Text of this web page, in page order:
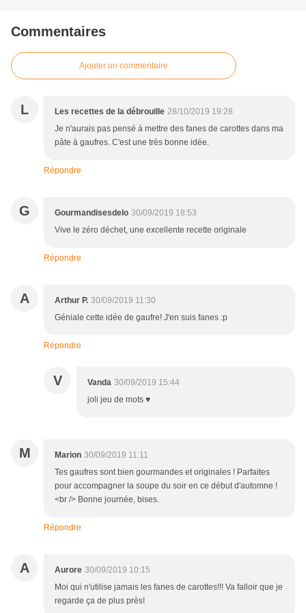
Commentaires
Ajouter un commentaire
L Les recettes de la débrouille 28/10/2019 19:28
Je n'aurais pas pensé à mettre des fanes de carottes dans ma
pâte à gaufres. C'est une très bonne idée.
Répondre
G Gourmandisesdelo 30/09/2019 18:53
Vive le zéro déchet, une excellente recette originale
Répondre
A Arthur P. 30/09/2019 11:30
Géniale cette idée de gaufre! J'en suis fanes :p
Répondre
V Vanda 30/09/2019 15:44
joli jeu de mots ♥
M Marion 30/09/2019 11:11
Tes gaufres sont bien gourmandes et originales ! Parfaites
pour accompagner la soupe du soir en ce début d'automne !
<br /> Bonne journée, bises.
Répondre
A Aurore 30/09/2019 10:15
Moi qui n'utilise jamais les fanes de carottes!!! Va falloir que je
regarde ça de plus près!